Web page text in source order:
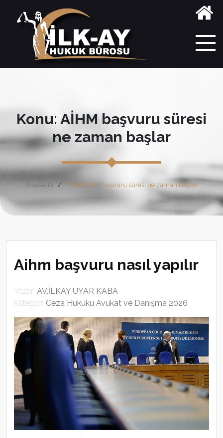
Konu: AİHM başvuru süresi
ne zaman başlar
Anasayfa Etiket: AİHM başvuru süresi ne zaman başlar
Aihm başvuru nasıl yapılır
Yazar: AV.İLKAY UYAR KABA
Kategori: Ceza Hukuku Avukat ve Danışma 2026